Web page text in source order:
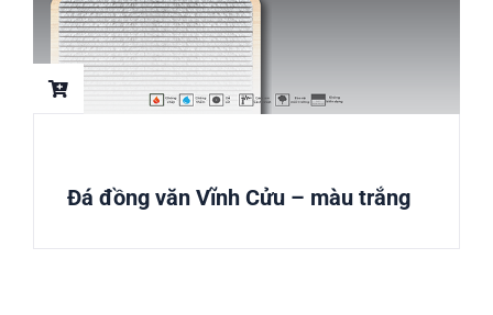
Đá đồng văn Vĩnh Cửu – màu trắng